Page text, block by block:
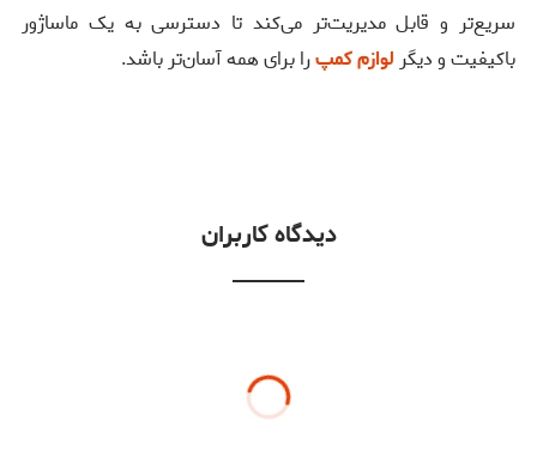
سریع‌تر و قابل مدیریت‌تر می‌کند تا دسترسی به یک ماساژور
باکیفیت و دیگر لوازم کمپرا برای همه آسان‌تر باشد.
دیدگاه کاربران